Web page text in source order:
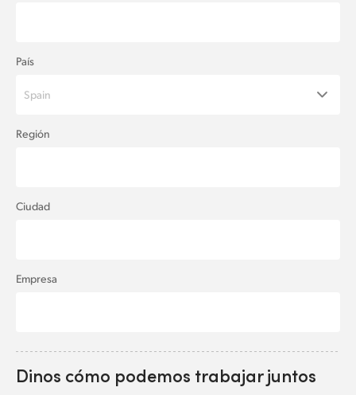
País
Spain
Región
Ciudad
Empresa
Dinos cómo podemos trabajar juntos